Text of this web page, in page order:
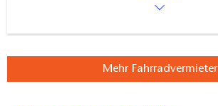
Mehr Fahrradvermieter